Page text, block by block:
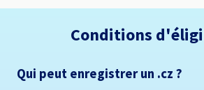
Conditions
Qui peut enregistrer un .cz ?